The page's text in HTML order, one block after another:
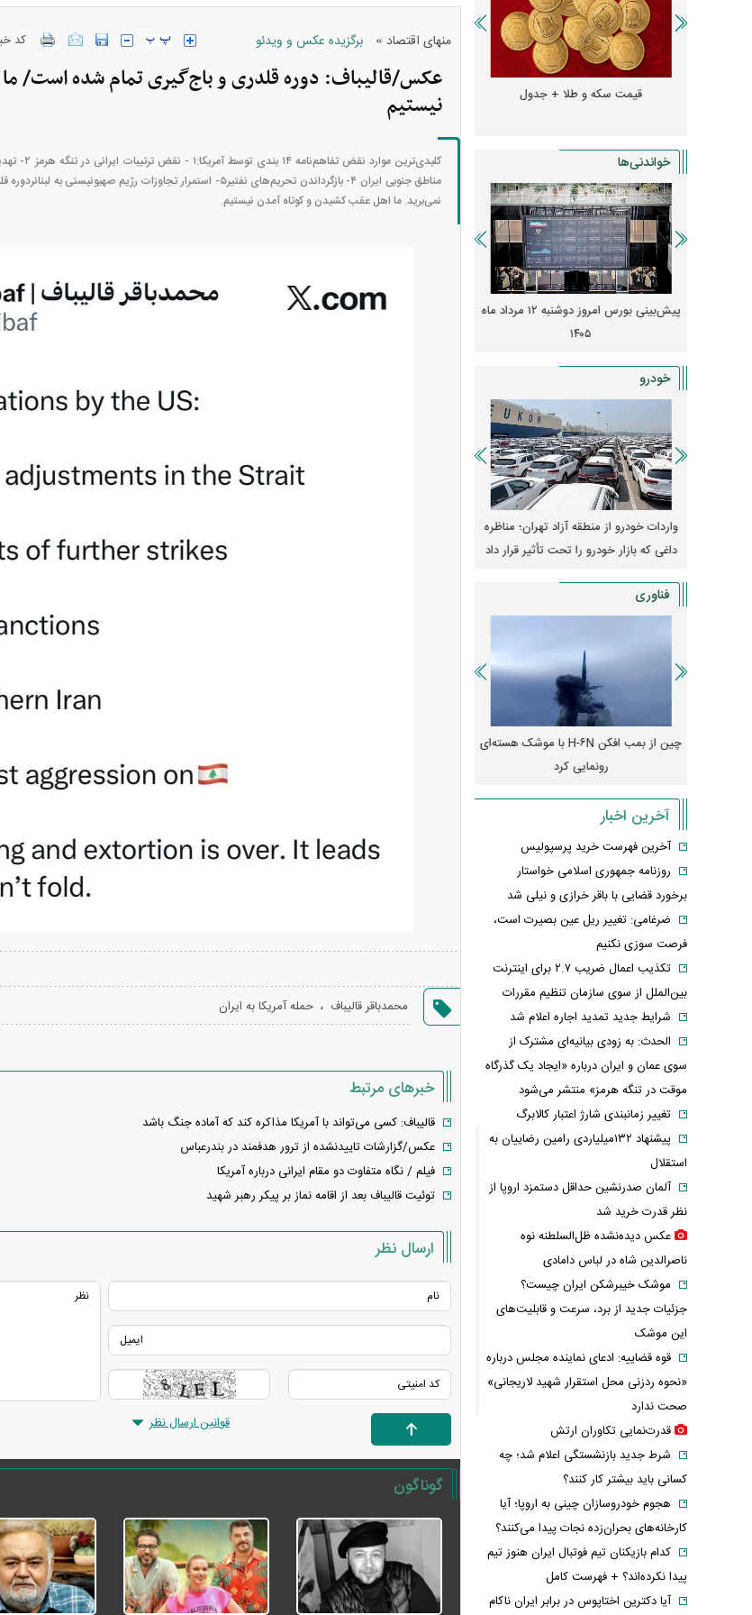
منهای اقتصاد » برگزیده عکس و ویدئو کد
عکس/قالیباف: دوره قلدری و باج‌گیری تمام شده است/
نیستیم
مناطق جنوبی ایران ۴- بازگرداندن تحریم‌های نفتیر۵- استمرار تجاوزات
نمی‌برید. ما اهل عقب کشیدن و کوتاه آمدن نیستیم.
محمدباقر قالیباف ، حمله آمریکا به ایران
خبرهای مرتبط
قالیباف: کسی می‌تواند با آمریکا مذاکره کند که آماده جنگ باشد
عکس/گزارشات تاییدنشده از ترور هدفمند در بندرعباس
فیلم / نگاه متفاوت دو مقام ایرانی درباره آمریکا
توئیت قالیباف بعد از اقامه نماز بر پیکر رهبر شهید
ارسال نظر
قوانین ارسال نظر
گوناگون
قیمت سکه و طلا + جدول قیمت دلار، یورو و سایر ارز‌ها + جدول قیمت خودرو‌های ایران خودرو + جدول
خواندنی‌ها
پیش‌بینی بورس امروز دوشنبه ۱۲ مرداد ماه
۱۴۰۵
زنگ خطر انباشت نیاز در بازار مسکن؛ فنر
کارنامه مردود محسن پاک‌ نژاد؛ از افت شدید
خودرو
واردات خودرو از منطقه آزاد تهران؛ مناظره
داغی که بازار خودرو را تحت تأثیر قرار داد
کارخانه‌های بحران‌زده نجات پیدا می‌کنند؟
داغی که
فناوری
چین از بمب افکن H-۶N با موشک هسته‌ای
رونمایی کرد
میلی‌آمپرساعتی
آخرین اخبار
آخرین فهرست خرید پرسپولیس
روزنامه جمهوری اسلامی خواستار
برخورد قضایی با باقر خرازی و نیلی شد
ضرغامی: تغییر ریل عین بصیرت است،
فرصت سوزی نکنیم
تکذیب اعمال ضریب ۲.۷ برای اینترنت
بین‌الملل از سوی سازمان تنظیم مقررات
شرایط جدید تمدید اجاره اعلام شد
الحدث: به زودی بیانیه‌ای مشترک از
سوی عمان و ایران درباره «ایجاد یک گذرگاه
موقت در تنگه هرمز» منتشر می‌شود
تغییر زمانبندی‌ شارژ اعتبار کالابرگ
پیشنهاد ۱۳۲میلیاردی رامین رضاییان به
استقلال
آلمان صدرنشین حداقل دستمزد اروپا از
نظر قدرت خرید شد
عکس دیده‌نشده ظل‌السلطنه نوه
ناصرالدین شاه در لباس دامادی
موشک خیبرشکن ایران چیست؟
جزئیات جدید از برد، سرعت و قابلیت‌های
این موشک
قوه قضاییه: ادعای نماینده مجلس درباره
«نحوه ردزنی محل استقرار شهید لاریجانی»
صحت ندارد
قدرت‌نمایی تکاوران ارتش
شرط جدید بازنشستگی اعلام شد؛ چه
کسانی باید بیشتر کار کنند؟
هجوم خودروسازان چینی به اروپا؛ آیا
کارخانه‌های بحران‌زده نجات پیدا می‌کنند؟
کدام بازیکنان تیم فوتبال ایران هنوز تیم
پیدا نکرده‌اند؟ + فهرست کامل
آیا دکترین اختاپوس در برابر ایران ناکام